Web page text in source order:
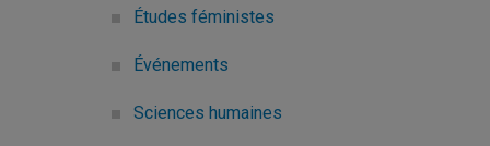
Études féministes
Événements
Sciences humaines